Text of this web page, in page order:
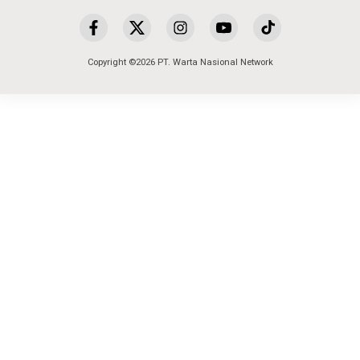
Copyright ©2026 PT. Warta Nasional Network